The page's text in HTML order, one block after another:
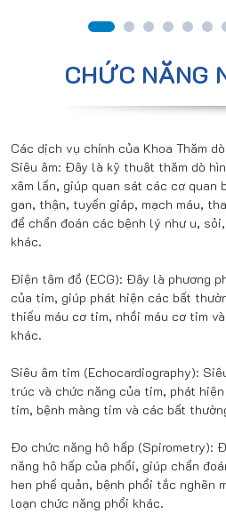
CHỨC NĂNG
Các dịch vụ chính của Khoa Thăm
Siêu âm: Đây là kỹ thuật thăm dò
xâm lấn, giúp quan sát các cơ quan
gan, thận, tuyến giáp, mạch máu,
để chẩn đoán các bệnh lý như u,
khác.
Điện tâm đồ (ECG): Đây là phương
của tim, giúp phát hiện các bất
thiếu máu cơ tim, nhồi máu cơ tim
khác.
Siêu âm tim (Echocardiography):
trúc và chức năng của tim, phát
tim, bệnh màng tim và các bất
Đo chức năng hô hấp (Spirometry):
năng hô hấp của phổi, giúp chẩn
hen phế quản, bệnh phổi tắc nghẽn
loạn chức năng phổi khác.